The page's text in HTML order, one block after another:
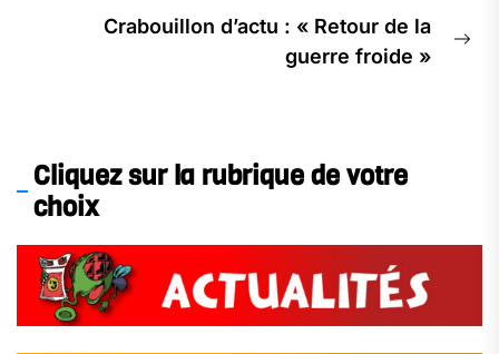
Crabouillon d’actu : « Retour de la
guerre froide »
Cliquez sur la rubrique de votre
choix